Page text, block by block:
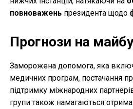
повноважень президента щодо
Прогнози на
Заморожена допомога, яка
медичних програм, постачання
підтримку міжнародних
групи також намагаються